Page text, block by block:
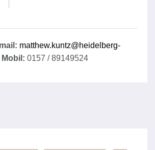
matthew.kuntz@heidelberg-
Mobil: 0157 / 89149524